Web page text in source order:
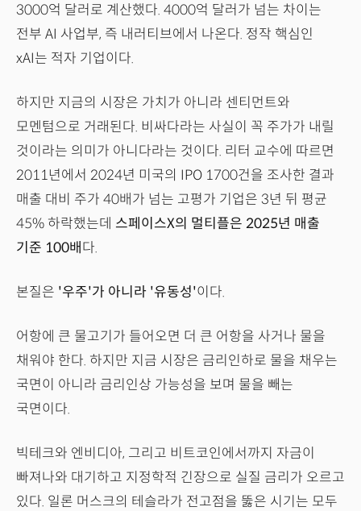
3000억 달러로 계산했다. 4000억 달러가 넘는 차이는
전부 AI 사업부, 즉 내러티브에서 나온다. 정작 핵심인
xAI는 적자 기업이다.
하지만 지금의 시장은 가치가 아니라 센티먼트와
모멘텀으로 거래된다. 비싸다라는 사실이 꼭 주가가 내릴
것이라는 의미가 아니다라는 것이다. 리터 교수에 따르면
2011년에서 2024년 미국의 IPO 1700건을 조사한 결과
매출 대비 주가 40배가 넘는 고평가 기업은 3년 뒤 평균
45% 하락했는데 스페이스X의 멀티플은 2025년 매출
기준 100배다.
본질은 '우주'가 아니라 '유동성'이다.
어항에 큰 물고기가 들어오면 더 큰 어항을 사거나 물을
채워야 한다. 하지만 지금 시장은 금리인하로 물을 채우는
국면이 아니라 금리인상 가능성을 보며 물을 빼는
국면이다.
빅테크와 엔비디아, 그리고 비트코인에서까지 자금이
빠져나와 대기하고 지정학적 긴장으로 실질 금리가 오르고
있다. 일론 머스크의 테슬라가 전고점을 뚫은 시기는 모두